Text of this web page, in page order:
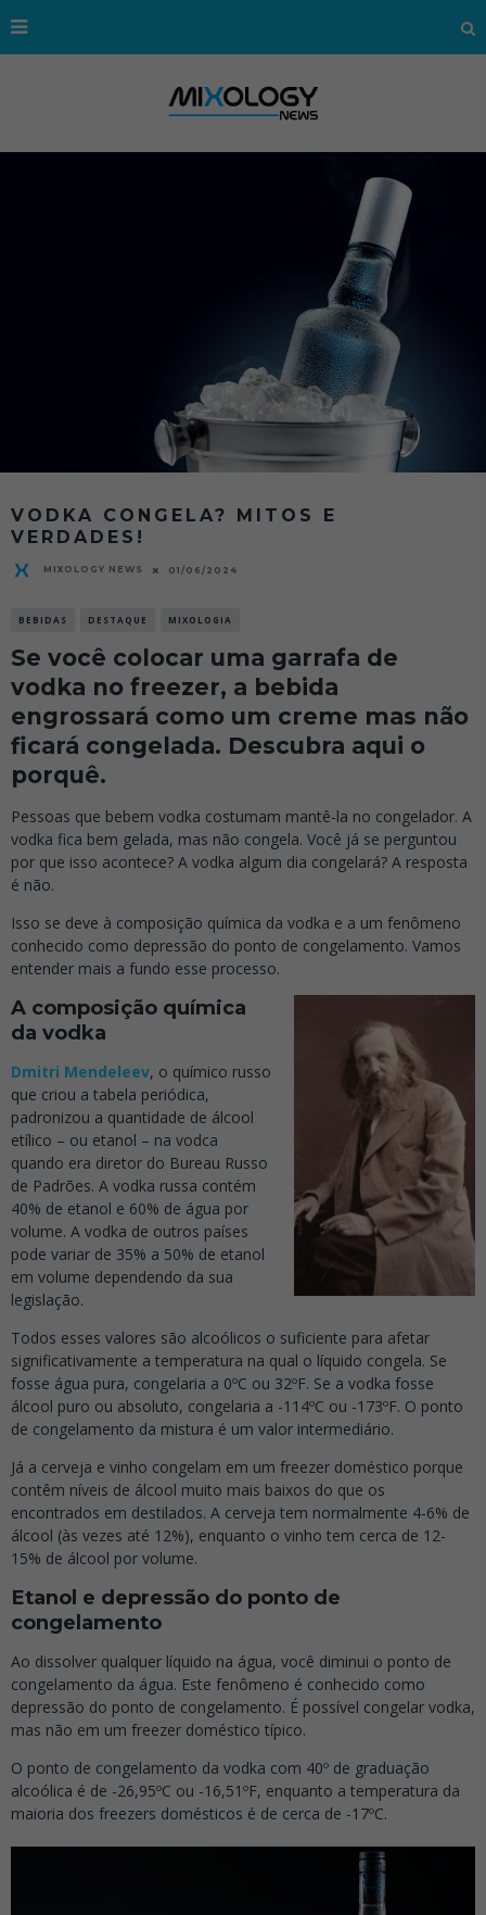
VODKA CONGELA? MITOS E
VERDADES!
MIXOLOGY NEWS 01/06/2024
BEBIDAS DESTAQUE MIXOLOGIA
Se você colocar uma garrafa de
vodka no freezer, a bebida
engrossará como um creme mas não
ficará congelada. Descubra aqui o
porquê.
Pessoas que bebem vodka costumam mantê-la no congelador. A
vodka fica bem gelada, mas não congela. Você já se perguntou
por que isso acontece? A vodka algum dia congelará? A resposta
é não.
Isso se deve à composição química da vodka e a um fenômeno
conhecido como depressão do ponto de congelamento. Vamos
entender mais a fundo esse processo.
A composição química
da vodka
Dmitri Mendeleev, o químico russo
que criou a tabela periódica,
padronizou a quantidade de álcool
etílico – ou etanol – na vodca
quando era diretor do Bureau Russo
de Padrões. A vodka russa contém
40% de etanol e 60% de água por
volume. A vodka de outros países
pode variar de 35% a 50% de etanol
em volume dependendo da sua
legislação.
Todos esses valores são alcoólicos o suficiente para afetar
significativamente a temperatura na qual o líquido congela. Se
fosse água pura, congelaria a 0ºC ou 32ºF. Se a vodka fosse
álcool puro ou absoluto, congelaria a -114ºC ou -173ºF. O ponto
de congelamento da mistura é um valor intermediário.
Já a cerveja e vinho congelam em um freezer doméstico porque
contêm níveis de álcool muito mais baixos do que os
encontrados em destilados. A cerveja tem normalmente 4-6% de
álcool (às vezes até 12%), enquanto o vinho tem cerca de 12-
15% de álcool por volume.
Etanol e depressão do ponto de
congelamento
Ao dissolver qualquer líquido na água, você diminui o ponto de
congelamento da água. Este fenômeno é conhecido como
depressão do ponto de congelamento. É possível congelar vodka,
mas não em um freezer doméstico típico.
O ponto de congelamento da vodka com 40º de graduação
alcoólica é de -26,95ºC ou -16,51ºF, enquanto a temperatura da
maioria dos freezers domésticos é de cerca de -17ºC.